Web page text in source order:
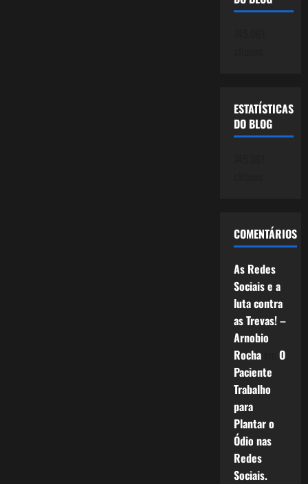
ESTATÍSTICAS
DO BLOG
COMENTÁRIOS
As Redes
Sociais e a
luta contra
as Trevas! –
Arnobio
Rochaem O
Paciente
Trabalho
para
Plantar o
Ódio nas
Redes
Sociais.